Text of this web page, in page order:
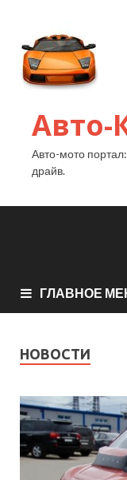
Авто-
Авто-мото
драйв.
ГЛАВНОЕ
НОВОСТИ